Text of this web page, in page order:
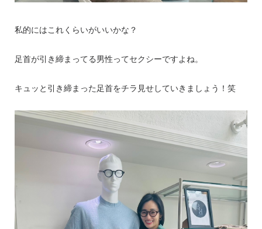
私的にはこれくらいがいいかな？
足首が引き締まってる男性ってセクシーですよね。
キュッと引き締まった足首をチラ見せしていきましょう！笑